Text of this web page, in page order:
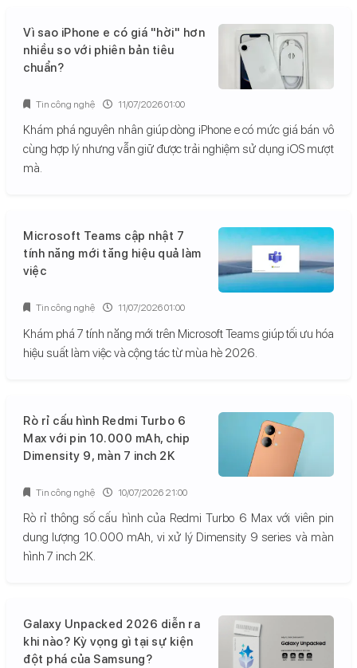
Vì sao iPhone e có giá "hời" hơn
nhiều so với phiên bản tiêu
chuẩn?
Khám phá nguyên nhân giúp dòng iPhone e có mức giá bán vô
cùng hợp lý nhưng vẫn giữ được trải nghiệm sử dụng iOS mượt
mà.
Tin công nghệ 11/07/2026 01:00
Microsoft Teams cập nhật 7
tính năng mới tăng hiệu quả làm
việc
Khám phá 7 tính năng mới trên Microsoft Teams giúp tối ưu hóa
hiệu suất làm việc và cộng tác từ mùa hè 2026.
Tin công nghệ 11/07/2026 01:00
Rò rỉ cấu hình Redmi Turbo 6
Max với pin 10.000 mAh, chip
Dimensity 9, màn 7 inch 2K
Rò rỉ thông số cấu hình của Redmi Turbo 6 Max với viên pin
dung lượng 10.000 mAh, vi xử lý Dimensity 9 series và màn
hình 7 inch 2K.
Tin công nghệ 10/07/2026 21:00
Galaxy Unpacked 2026 diễn ra
khi nào? Kỳ vọng gì tại sự kiện
đột phá của Samsung?